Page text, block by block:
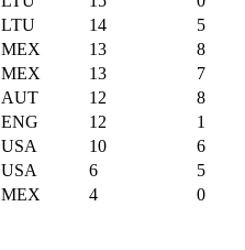
LTU 14
5
MEX 13
8
MEX 13
7
AUT 12
8
ENG 12
1
USA 10
6
USA 6
5
MEX 4
0